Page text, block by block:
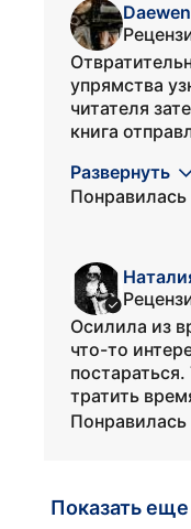
Daewen
упрямства
читателя
книга
Развернуть
Понравилась
Осилила из
что-то
тратить
Понравилась
Показать